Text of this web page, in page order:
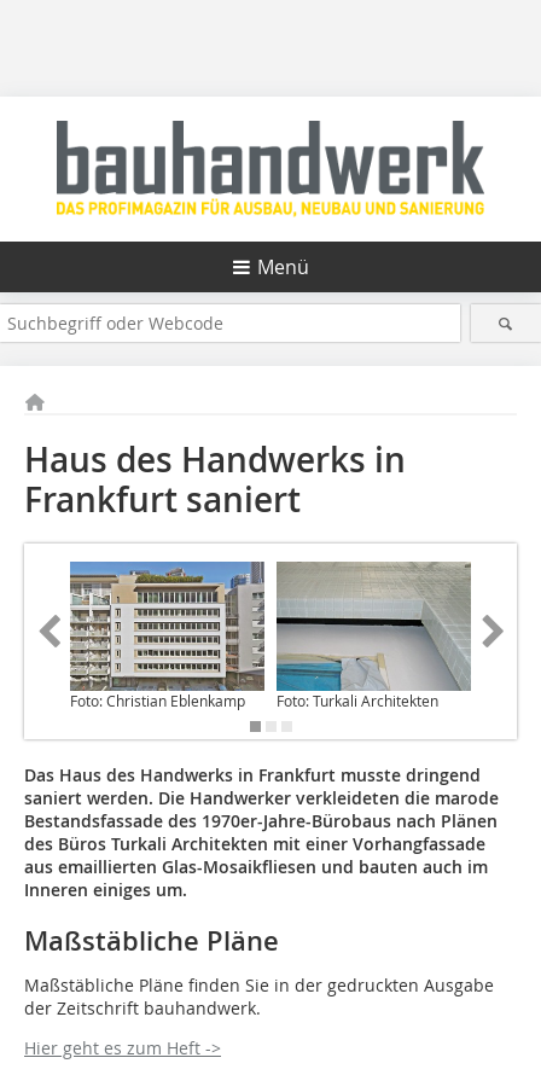
Menü
Haus des Handwerks in
Frankfurt saniert
Foto: Christian Eblenkamp Foto: Turkali Architekten
Das Haus des Handwerks in Frankfurt musste dringend
saniert werden. Die Handwerker verkleideten die marode
Bestandsfassade des 1970er-Jahre-Bürobaus nach Plänen
des Büros Turkali Architekten mit einer Vorhangfassade
aus emaillierten Glas-Mosaikfliesen und bauten auch im
Inneren einiges um.
Maßstäbliche Pläne
Maßstäbliche Pläne finden Sie in der gedruckten Ausgabe
der Zeitschrift bauhandwerk.
Hier geht es zum Heft ->